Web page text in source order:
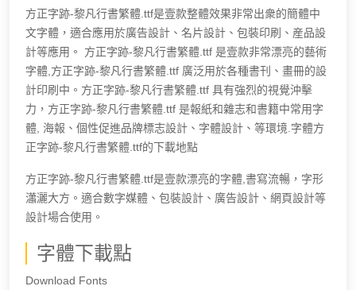
方正字跡-黎凡行書繁體.ttf是壹款整體效果非常出衆的簡體中
文字體，適合應用於廣告設計、名片設計、包裝印刷、産品設
計等應用。 方正字跡-黎凡行書繁體.ttf 是壹款非常漂亮的藝術
字體,方正字跡-黎凡行書繁體.ttf 廣泛用於各種書刊、畫冊的設
計印刷中。方正字跡-黎凡行書繁體.ttf 具有強烈的視覺沖擊
力，方正字跡-黎凡行書繁體.ttf 是報紙和雜志和書籍中常用字
體, 海報、個性促進品牌標志設計、字體設計、等環境.字體方
正字跡-黎凡行書繁體.ttf的下載地點
方正字跡-黎凡行書繁體.ttf是壹款漂亮的字體,書寫流暢，字形
瀟灑大方。適合數字媒體、包裝設計、廣告設計、網頁設計等
設計場合使用。
字體下載點
Download Fonts